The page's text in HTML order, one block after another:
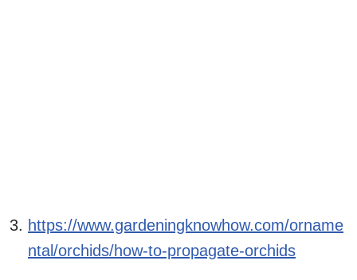
https://www.gardeningknowhow.com/orname
ntal/orchids/how-to-propagate-orchids